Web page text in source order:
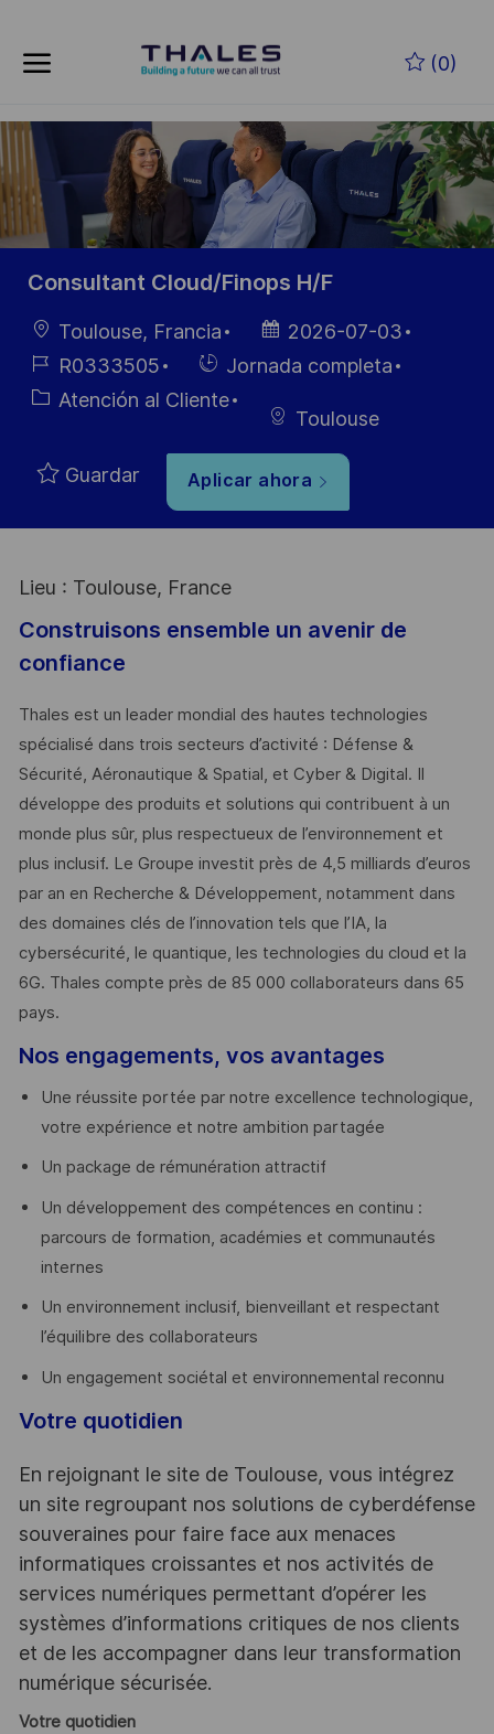
(0)
-
Consultant Cloud/Finops H/F
Ubicación
Toulouse, Francia
Fecha de
publicación
2026-07-03
ID de
empleo
R0333505
Hiring
Type
Jornada completa
Categoría
Atención al Cliente
Toulouse
Guardar Aplicar ahora
Lieu : Toulouse, France
Construisons ensemble un avenir de
confiance
Thales est un leader mondial des hautes technologies
spécialisé dans trois secteurs d’activité : Défense &
Sécurité, Aéronautique & Spatial, et Cyber & Digital. Il
développe des produits et solutions qui contribuent à un
monde plus sûr, plus respectueux de l’environnement et
plus inclusif. Le Groupe investit près de 4,5 milliards d’euros
par an en Recherche & Développement, notamment dans
des domaines clés de l’innovation tels que l’IA, la
cybersécurité, le quantique, les technologies du cloud et la
6G. Thales compte près de 85 000 collaborateurs dans 65
pays. ​
Nos engagements, vos avantages
Une réussite portée par notre excellence technologique,
votre expérience et notre ambition partagée
Un package de rémunération attractif
Un développement des compétences en continu :
parcours de formation, académies et communautés
internes
Un environnement inclusif, bienveillant et respectant
l’équilibre des collaborateurs
Un engagement sociétal et environnemental reconnu
Votre quotidien
En rejoignant le site de Toulouse, vous intégrez
un site regroupant nos solutions de cyberdéfense
souveraines pour faire face aux menaces
informatiques croissantes et nos activités de
services numériques permettant d’opérer les
systèmes d’informations critiques de nos clients
et de les accompagner dans leur transformation
numérique sécurisée.
Votre quotidien